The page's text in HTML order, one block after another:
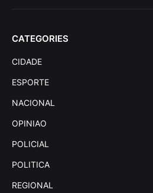
CATEGORIES
CIDADE
ESPORTE
NACIONAL
OPINIAO
POLICIAL
POLITICA
REGIONAL